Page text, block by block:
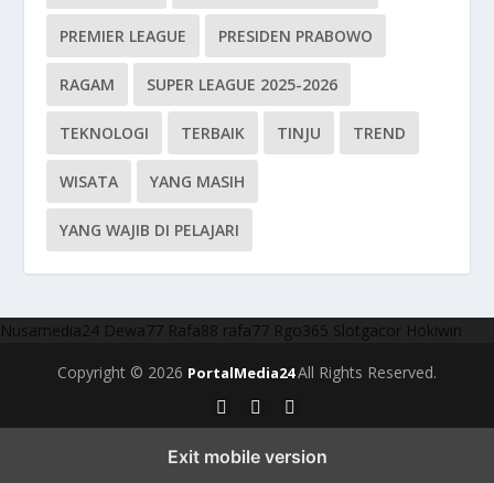
PREMIER LEAGUE PRESIDEN PRABOWO
RAGAM SUPER LEAGUE 2025-2026
TEKNOLOGI TERBAIK TINJU TREND
WISATA YANG MASIH
YANG WAJIB DI PELAJARI
Nusamedia24 Dewa77 Rafa88 rafa77 Rgo365 Slotgacor Hokiwin
Copyright © 2026 PortalMedia24All Rights Reserved.
Exit mobile version